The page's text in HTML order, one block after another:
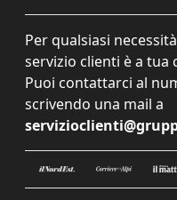
Per qualsiasi
servizio clienti è a tua
Puoi contattarci al
scrivendo una mail a